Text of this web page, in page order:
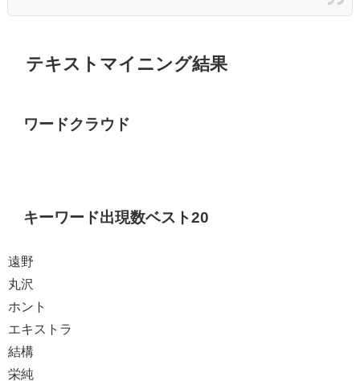
テキストマイニング結果
ワードクラウド
キーワード出現数ベスト20
遠野
丸沢
ホント
エキストラ
結構
栄純